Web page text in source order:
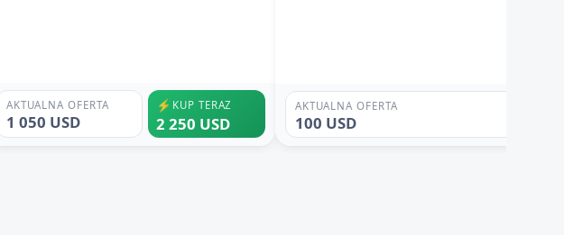
AKTUALNA OFERTA
1 050 USD
⚡ KUP TERAZ
2 250 USD
AKTUALNA OFERTA
100 USD